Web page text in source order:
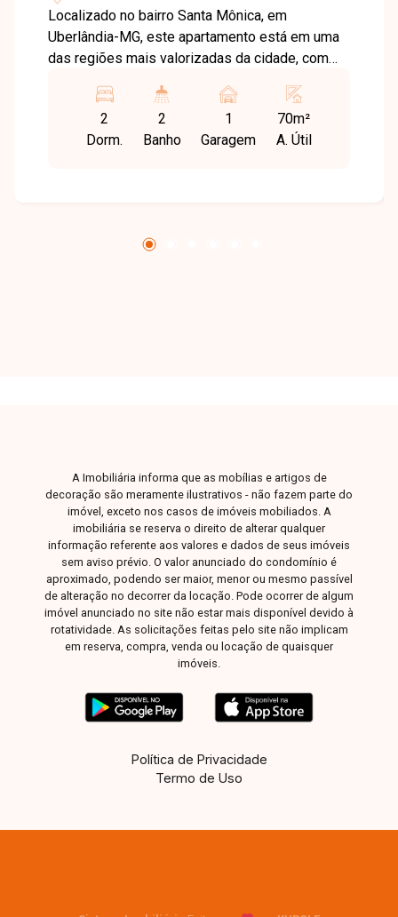
Localizado no bairro Santa Mônica, em
Uberlândia-MG, este apartamento está em uma
das regiões mais valorizadas da cidade, com
principais avenidas. Próximo a universidades,
supermercados, escolas, farmácias,
restaurantes e diversos comércios e serviços, o
sacada, 02 quartos, sendo 01 suíte e 01 com
2
Dorm.
2
Banho
1
Garagem
70m²
A. Útil
A Imobiliária informa que as mobílias e artigos de
decoração são meramente ilustrativos - não fazem parte do
imóvel, exceto nos casos de imóveis mobiliados. A
imobiliária se reserva o direito de alterar qualquer
informação referente aos valores e dados de seus imóveis
sem aviso prévio. O valor anunciado do condomínio é
aproximado, podendo ser maior, menor ou mesmo passível
de alteração no decorrer da locação. Pode ocorrer de algum
imóvel anunciado no site não estar mais disponível devido à
rotatividade. As solicitações feitas pelo site não implicam
em reserva, compra, venda ou locação de quaisquer
imóveis.
Política de Privacidade
Termo de Uso